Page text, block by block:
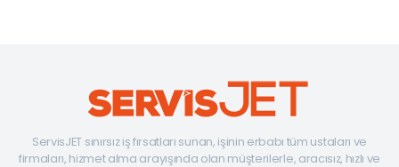
ServisJET sınırsız iş fırsatları sunan, işinin erbabı tüm ustaları ve
firmaları, hizmet alma arayışında olan müşterilerle, aracısız, hızlı ve